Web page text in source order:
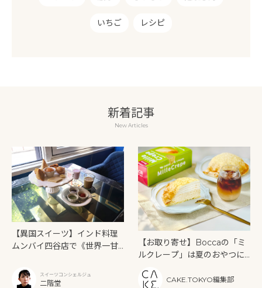
いちご レシピ
新着記事
New Articles
【異国スイーツ】インド料理
ムンバイ四谷店で《世界一甘
ー》を味わうスイーツコンシェルジュ
二階堂
【お取り寄せ】Boccaの「ミ
ルクレープ」は夏のおやつに
CAKE.TOKYO編集部